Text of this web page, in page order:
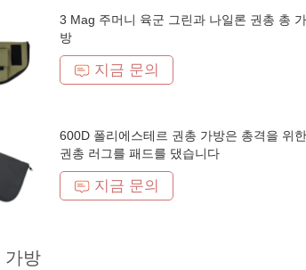
3 Mag 주머니 육군 그린과 나일론 권총 총 가
방
지금 문의
600D 폴리에스테르 권총 가방은 총격을 위한
권총 러그를 패드를 댔습니다
지금 문의
가방